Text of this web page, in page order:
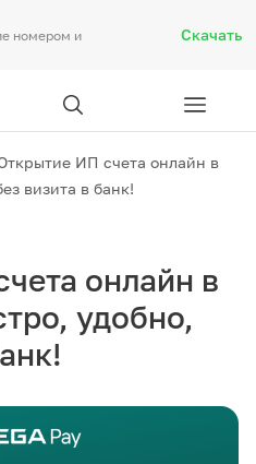
номером и
Скачать
ИП счета онлайн в
визита в банк!
онлайн в
удобно,